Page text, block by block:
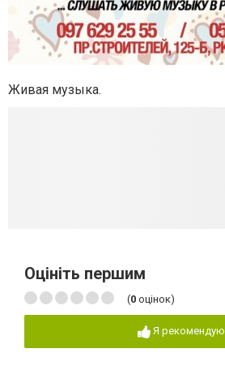
Живая музыка.
Оцініть першим
(0 оцінок)
Я рекомендую